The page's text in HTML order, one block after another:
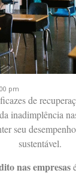
pm
de
inadimplência
seu
sustentável.
nas empresas